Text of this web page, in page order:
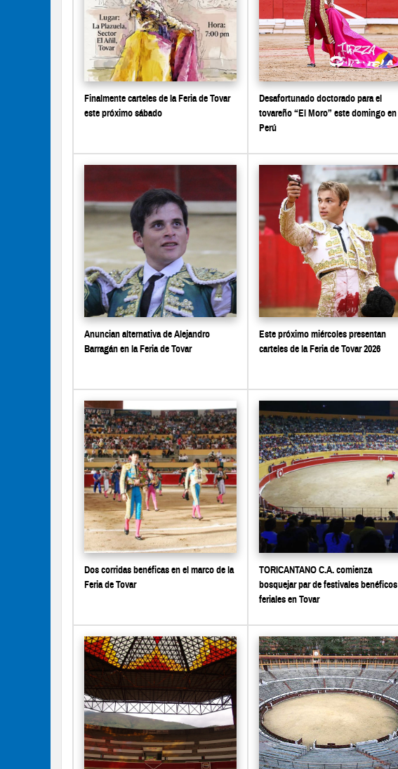
Finalmente carteles de la Feria de Tovar
este próximo sábado
Desafortunado doctorado para el
tovareño “El Moro” este domingo en
Perú
Anuncian alternativa de Alejandro
Barragán en la Feria de Tovar
Este próximo miércoles presentan
carteles de la Feria de Tovar 2026
Dos corridas benéficas en el marco de la
Feria de Tovar
TORICANTANO C.A. comienza
bosquejar par de festivales benéficos
feriales en Tovar